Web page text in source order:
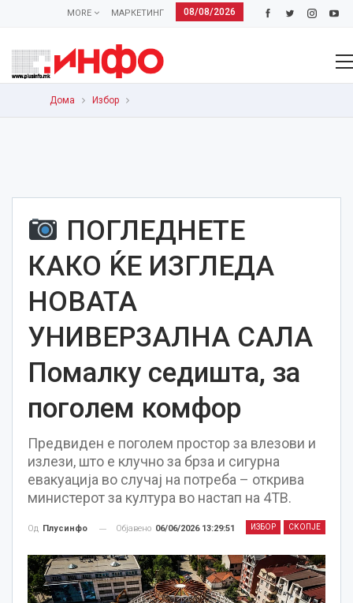
08/08/2026
МАРКЕТИНГ
MORE
Дома Избор
ПОГЛЕДНЕТЕ
КАКО ЌЕ ИЗГЛЕДА
НОВАТА
УНИВЕРЗАЛНА САЛА
Помалку седишта, за
поголем комфор
Предвиден е поголем простор за влезови и
излези, што е клучно за брза и сигурна
евакуација во случај на потреба – открива
министерот за култура во настап на 4ТВ.
ИЗБОР СКОПЈЕ
Од Плусинфо Објавено 06/06/2026 13:29:51